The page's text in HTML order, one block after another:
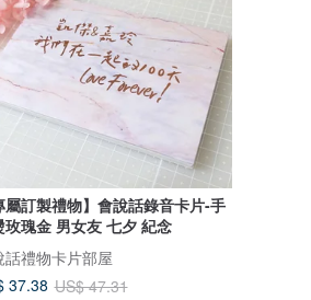
屬訂製禮物】會說話錄音卡片-手
玫瑰金 男女友 七夕 紀念
話禮物卡片部屋
37.38 US$ 47.31